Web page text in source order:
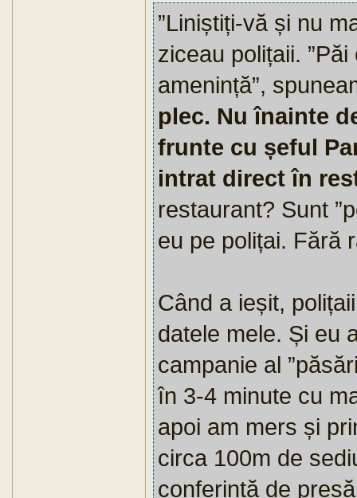
”Liniștiți-vă și nu
ziceau polițaii.
amenință”,
plec. Nu înainte
frunte cu șeful
intrat direct în
restaurant? Sunt
eu pe polițai. Fără
Când a ieșit,
datele mele. Și eu
campanie al
în 3-4 minute cu
apoi am mers și
circa 100m de
conferință de